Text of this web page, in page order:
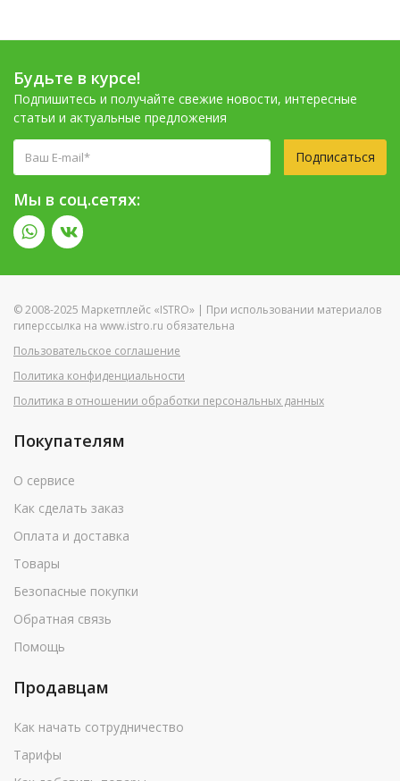
Будьте в курсе!
Подпишитесь и получайте свежие новости, интересные
статьи и актуальные предложения
Подписаться
Мы в соц.сетях:
© 2008-2025 Маркетплейс «ISTRO» | При использовании материалов
гиперссылка на www.istro.ru обязательна
Пользовательское соглашение
Политика конфиденциальности
Политика в отношении обработки персональных данных
Покупателям
О сервисе
Как сделать заказ
Оплата и доставка
Товары
Безопасные покупки
Обратная связь
Помощь
Продавцам
Как начать сотрудничество
Тарифы